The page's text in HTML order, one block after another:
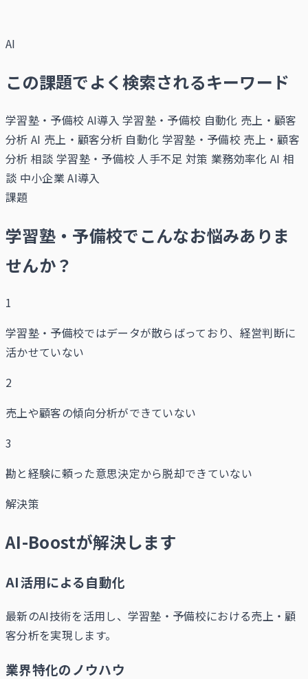
AI
この課題でよく検索されるキーワード
学習塾・予備校 AI導入 学習塾・予備校 自動化 売上・顧客
分析 AI 売上・顧客分析 自動化 学習塾・予備校 売上・顧客
分析 相談 学習塾・予備校 人手不足 対策 業務効率化 AI 相
談 中小企業 AI導入
課題
学習塾・予備校でこんなお悩みありま
せんか？
1
学習塾・予備校ではデータが散らばっており、経営判断に
活かせていない
2
売上や顧客の傾向分析ができていない
3
勘と経験に頼った意思決定から脱却できていない
解決策
AI-Boostが解決します
AI活用による自動化
最新のAI技術を活用し、学習塾・予備校における売上・顧
客分析を実現します。
業界特化のノウハウ